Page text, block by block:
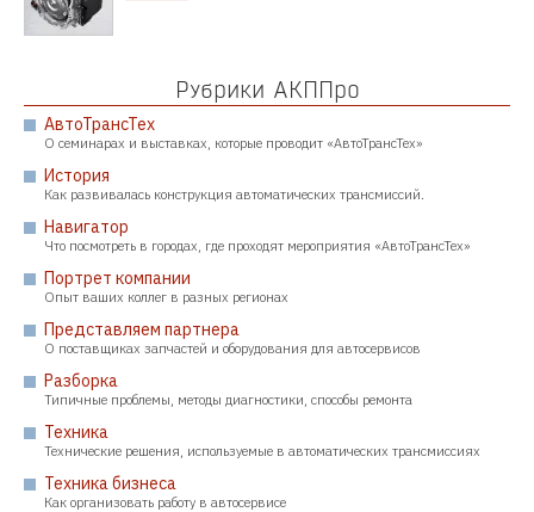
Рубрики АКППро
АвтоТрансТех
О семинарах и выставках, которые проводит «АвтоТрансТех»
История
Как развивалась конструкция автоматических трансмиссий.
Навигатор
Что посмотреть в городах, где проходят мероприятия «АвтоТрансТех»
Портрет компании
Опыт ваших коллег в разных регионах
Представляем партнера
О поставщиках запчастей и оборудования для автосервисов
Разборка
Типичные проблемы, методы диагностики, способы ремонта
Техника
Технические решения, используемые в автоматических трансмиссиях
Техника бизнеса
Как организовать работу в автосервисе